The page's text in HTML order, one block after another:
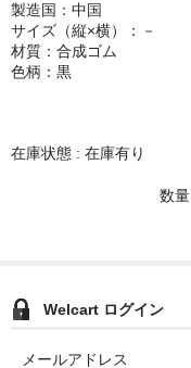
製造国：中国
サイズ（縦×横）：－
材質：合成ゴム
色柄：黒
在庫状態 : 在庫有り
数量
Welcart ログイン
メールアドレス